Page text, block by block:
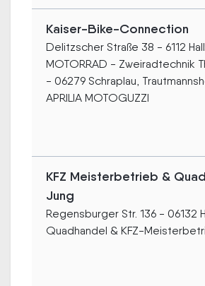
Kaiser-Bike-Connection
Delitzscher Straße 38 - 6112
MOTORRAD - Zweiradtechnik
- 06279 Schraplau,
APRILIA MOTOGUZZI
KFZ Meisterbetrieb &
Jung
Regensburger Str. 136 - 06132
Quadhandel & KFZ-